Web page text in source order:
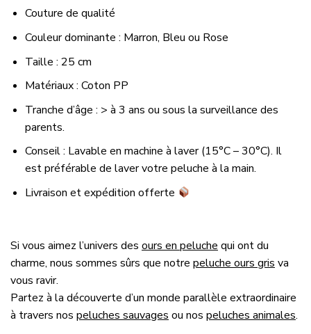
Couture de qualité
Couleur dominante : Marron, Bleu ou Rose
Taille : 25 cm
Matériaux : Coton PP
Tranche d’âge : > à 3 ans ou sous la surveillance des
parents.
Conseil : Lavable en machine à laver (15°C – 30°C). Il
est préférable de laver votre peluche à la main.
Livraison et expédition offerte
Si vous aimez l’univers des ours en peluche qui ont du
charme, nous sommes sûrs que notre peluche ours gris va
vous ravir.
Partez à la découverte d’un monde parallèle extraordinaire
à travers nos peluches sauvages ou nos peluches animales.